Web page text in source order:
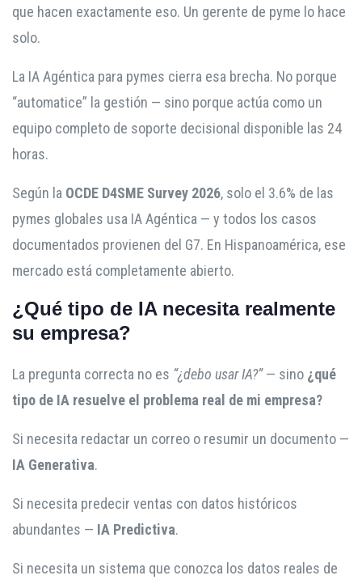
que hacen exactamente eso. Un gerente de pyme lo hace
solo.
La IA Agéntica para pymes cierra esa brecha. No porque
“automatice” la gestión — sino porque actúa como un
equipo completo de soporte decisional disponible las 24
horas.
Según la OCDE D4SME Survey 2026, solo el 3.6% de las
pymes globales usa IA Agéntica — y todos los casos
documentados provienen del G7. En Hispanoamérica, ese
mercado está completamente abierto.
¿Qué tipo de IA necesita realmente
su empresa?
La pregunta correcta no es “¿debo usar IA?”— sino ¿qué
tipo de IA resuelve el problema real de mi empresa?
Si necesita redactar un correo o resumir un documento —
IA Generativa.
Si necesita predecir ventas con datos históricos
abundantes — IA Predictiva.
Si necesita un sistema que conozca los datos reales de